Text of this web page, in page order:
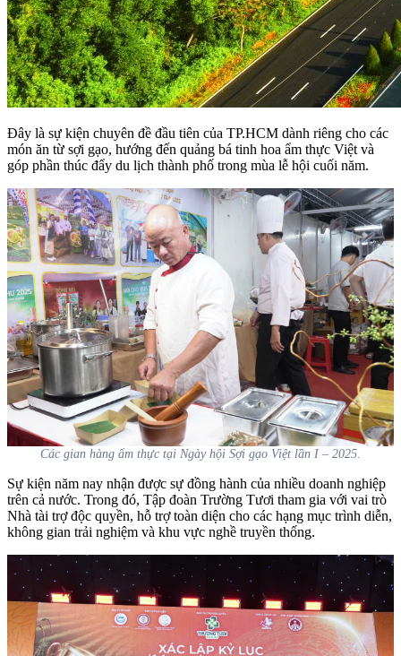
Đây là sự kiện chuyên đề đầu tiên của TP.HCM dành riêng cho các
món ăn từ sợi gạo, hướng đến quảng bá tinh hoa ẩm thực Việt và
góp phần thúc đẩy du lịch thành phố trong mùa lễ hội cuối năm.
Các gian hàng ẩm thực tại Ngày hội Sợi gạo Việt lần I – 2025.
Sự kiện năm nay nhận được sự đồng hành của nhiều doanh nghiệp
trên cả nước. Trong đó, Tập đoàn Trường Tươi tham gia với vai trò
Nhà tài trợ độc quyền, hỗ trợ toàn diện cho các hạng mục trình diễn,
không gian trải nghiệm và khu vực nghề truyền thống.